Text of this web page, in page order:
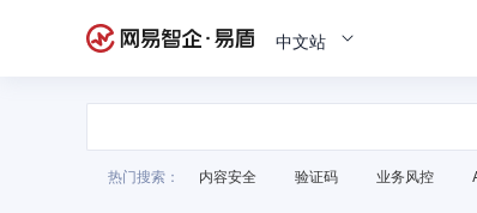
中文站
热门搜索： 内容安全 验证码 业务风控